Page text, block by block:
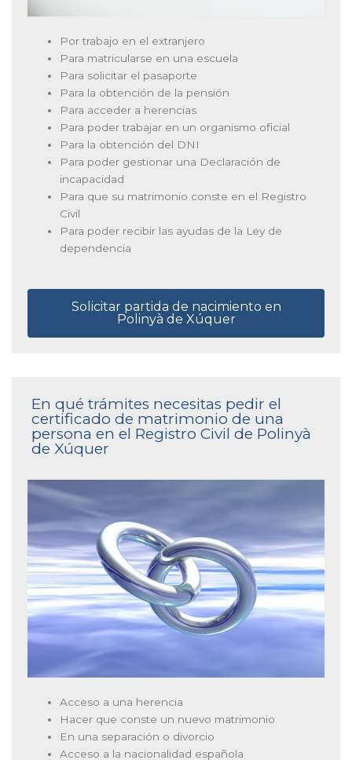
Por trabajo en el extranjero
Para matricularse en una escuela
Para solicitar el pasaporte
Para la obtención de la pensión
Para acceder a herencias
Para poder trabajar en un organismo oficial
Para la obtención del DNI
Para poder gestionar una Declaración de
incapacidad
Para que su matrimonio conste en el Registro
Civil
Para poder recibir las ayudas de la Ley de
dependencia
Solicitar partida de nacimiento en
Polinyà de Xúquer
En qué trámites necesitas pedir el
certificado de matrimonio de una
persona en el Registro Civil de Polinyà
de Xúquer
Acceso a una herencia
Hacer que conste un nuevo matrimonio
En una separación o divorcio
Acceso a la nacionalidad española